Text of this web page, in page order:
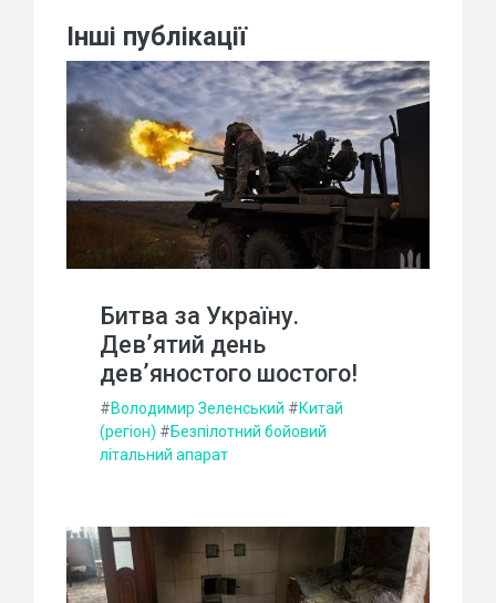
Інші публікації
Битва за Україну.
Дев’ятий день
дев’яностого шостого!
#Володимир Зеленський #Китай
(регіон) #Безпілотний бойовий
літальний апарат